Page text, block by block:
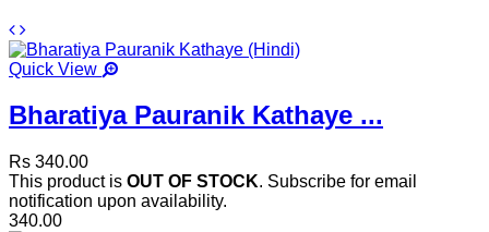
Quick View
Bharatiya Pauranik Kathaye ...
Rs 340.00
This product is OUT OF STOCK. Subscribe for email
notification upon availability.
340.00